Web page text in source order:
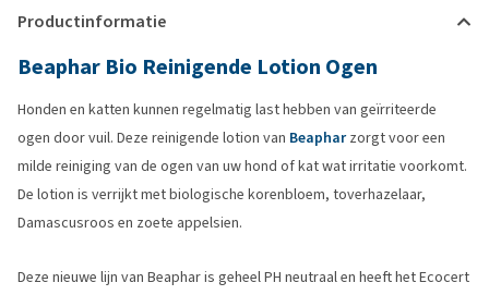
Productinformatie
Beaphar Bio Reinigende Lotion Ogen
Honden en katten kunnen regelmatig last hebben van geïrriteerde
ogen door vuil. Deze reinigende lotion van Beapharzorgt voor een
milde reiniging van de ogen van uw hond of kat wat irritatie voorkomt.
De lotion is verrijkt met biologische korenbloem, toverhazelaar,
Damascusroos en zoete appelsien.
Deze nieuwe lijn van Beaphar is geheel PH neutraal en heeft het Ecocert